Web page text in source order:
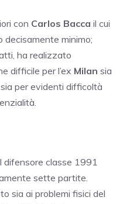
con Carlos Bacca il cui
minimo;
ha realizzato
difficile per l’ex Milan sia
per evidenti difficoltà
difensore classe 1991
sette partite.
sia ai problemi fisici del